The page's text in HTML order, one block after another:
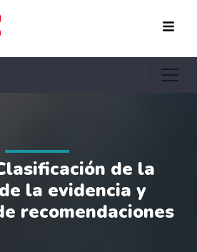
de la
la evidencia y
recomendaciones